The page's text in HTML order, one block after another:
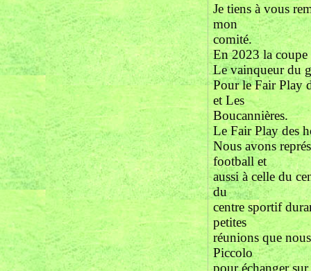
Je tiens à vous
mon
comité.
En 2023 la coupe
Le vainqueur du
Pour le Fair Play
et Les
Boucannières.
Le Fair Play des
Nous avons
football et
aussi à celle du
du
centre sportif
petites
réunions que
Piccolo
pour échanger